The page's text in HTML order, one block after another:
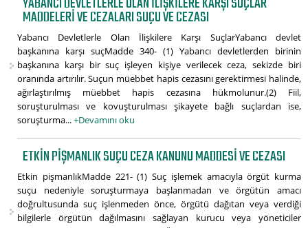
MADDELERI VE CEZALARI SUÇU VE CEZASI
Yabancı Devletlerle Olan İlişkilere Karşı SuçlarYabancı devlet
başkanına karşı suçMadde 340- (1) Yabancı devletlerden birinin
başkanına karşı bir suç işleyen kişiye verilecek ceza, sekizde biri
oranında artırılır. Suçun müebbet hapis cezasını gerektirmesi halinde,
ağırlaştırılmış müebbet hapis cezasına hükmolunur.(2) Fiil,
soruşturulması ve kovuşturulması şikayete bağlı suçlardan ise,
soruşturma...+Devamını oku
ETKIN PIŞMANLIK SUÇU CEZA KANUNU MADDESI VE CEZASI
Etkin pişmanlıkMadde 221- (1) Suç işlemek amacıyla örgüt kurma
suçu nedeniyle soruşturmaya başlanmadan ve örgütün amacı
doğrultusunda suç işlenmeden önce, örgütü dağıtan veya verdiği
bilgilerle örgütün dağılmasını sağlayan kurucu veya yöneticiler